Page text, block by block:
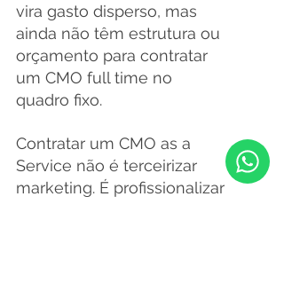
vira gasto disperso, mas
ainda não têm estrutura ou
orçamento para contratar
um CMO full time no
quadro fixo.
Contratar um CMO as a
Service não é terceirizar
marketing. É profissionalizar